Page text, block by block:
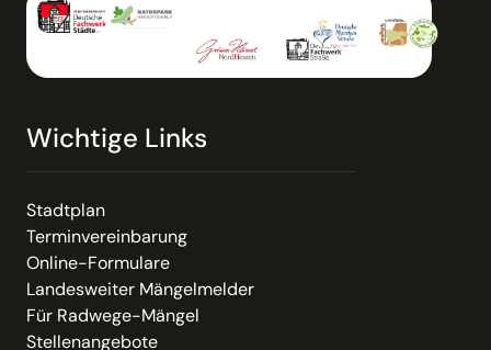
Wichtige Links
Stadtplan
Terminvereinbarung
Online-Formulare
Landesweiter Mängelmelder
Für Radwege-Mängel
Stellenangebote